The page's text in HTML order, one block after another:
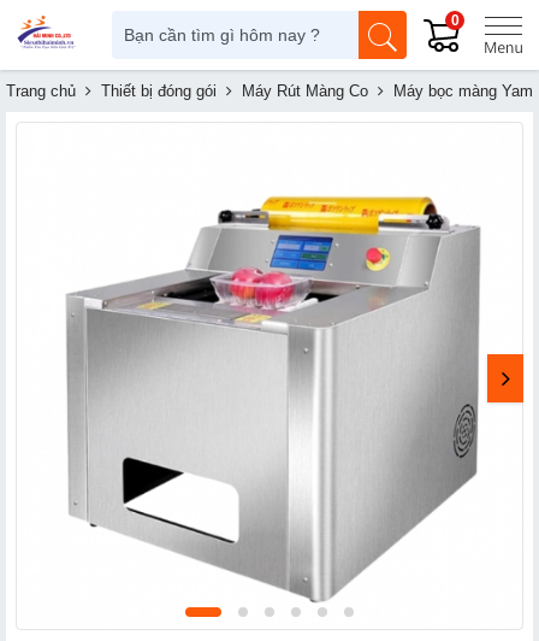
0
Trang chủ Thiết bị đóng gói Máy Rút Màng Co Máy bọc màng